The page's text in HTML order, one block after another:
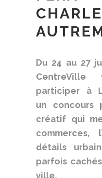
Du 24 au 27
participer à
un concours
créatif qui
commerces,
détails
parfois
ville.